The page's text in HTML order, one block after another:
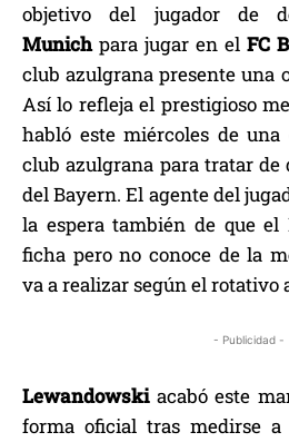
objetivo del jugador de
Munichpara jugar en el FC
club azulgrana presente una
Así lo refleja el prestigioso
habló este miércoles de
club azulgrana para tratar de
del Bayern. El agente del
la espera también de que el
ficha pero no conoce de la
va a realizar según el rotativo
- Publicidad -
Lewandowski acabó este
forma oficial tras medirse a